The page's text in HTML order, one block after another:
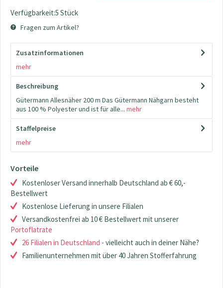
Verfügbarkeit:5 Stück
Fragen zum Artikel?
Zusatzinformationen
mehr
Beschreibung
Gütermann Allesnäher 200 m Das Gütermann Nähgarn besteht
aus 100 % Polyester und ist für alle... mehr
Staffelpreise
mehr
Vorteile
Kostenloser Versand innerhalb Deutschland ab € 60,-
Bestellwert
Kostenlose Lieferung in unsere Filialen
Versandkostenfrei ab 10 € Bestellwert mit unserer
Portoflatrate
26 Filialen in Deutschland - vielleicht auch in deiner Nähe?
Familienunternehmen mit über 40 Jahren Stofferfahrung